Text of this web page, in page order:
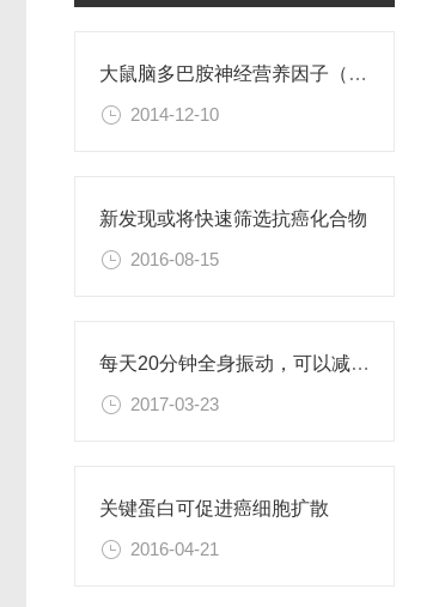
大鼠脑多巴胺神经营养因子（CDNF）ELISA试剂盒
2014-12-10
新发现或将快速筛选抗癌化合物
2016-08-15
每天20分钟全身振动，可以减肥、对抗糖尿病
2017-03-23
关键蛋白可促进癌细胞扩散
2016-04-21